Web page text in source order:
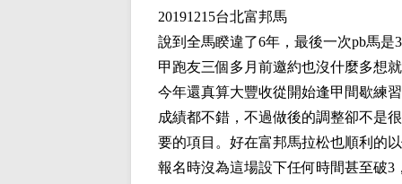
20191215台北富邦馬
說到全馬睽違了6年，最後一次pb馬
甲跑友三個多月前邀約也沒什麼多想
今年還真算大豐收從開始逢甲間歇練
成績都不錯，不過做後的調整卻不是
要的項目。好在富邦馬拉松也順利的
報名時沒為這場設下任何時間甚至破